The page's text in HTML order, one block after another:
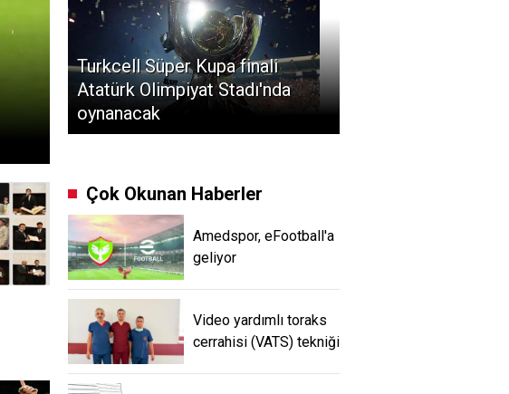
Turkcell Süper Kupa finali
Atatürk Olimpiyat Stadı'nda
oynanacak
Çok Okunan Haberler
Amedspor, eFootball'a
geliyor
Video yardımlı toraks
cerrahisi (VATS) tekniği